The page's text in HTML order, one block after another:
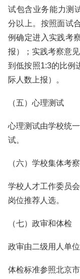
试包含业务能力测
分以上。按照面试
例确定进入实践考
报）；实践考察意
到低按照1:3的比例
际人数上报）。
（五）心理测试
心理测试由学校统
试。
（六）学校集体考察
学校人才工作委员
岗位推荐人选。
（七）政审和体检
政审由二级用人单
体检标准参照北京